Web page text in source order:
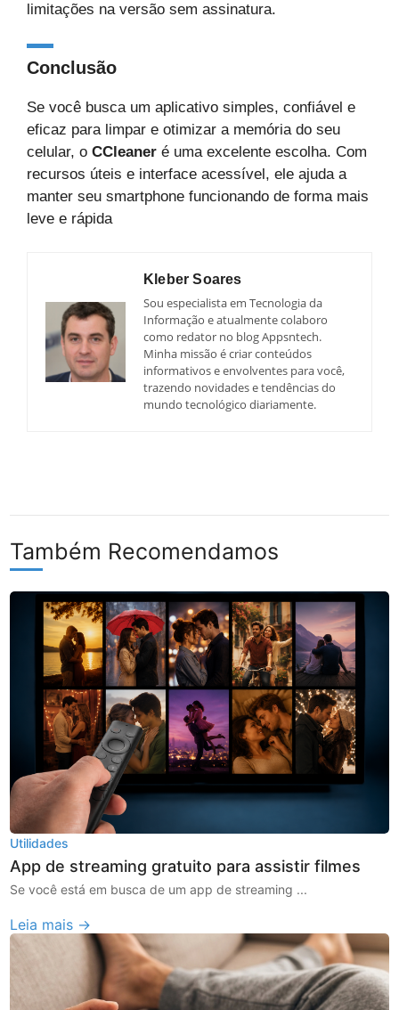
limitações na versão sem assinatura.
Conclusão
Se você busca um aplicativo simples, confiável e
eficaz para limpar e otimizar a memória do seu
celular, o CCleaner é uma excelente escolha. Com
recursos úteis e interface acessível, ele ajuda a
manter seu smartphone funcionando de forma mais
leve e rápida
Kleber Soares
Sou especialista em Tecnologia da
Informação e atualmente colaboro
como redator no blog Appsntech.
Minha missão é criar conteúdos
informativos e envolventes para você,
trazendo novidades e tendências do
mundo tecnológico diariamente.
Também Recomendamos
Utilidades
App de streaming gratuito para assistir filmes
Se você está em busca de um app de streaming ...
Leia mais →